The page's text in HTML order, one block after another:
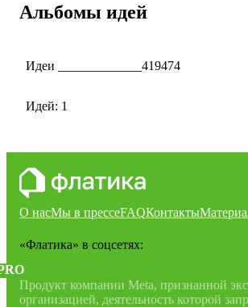
Альбомы идей
Идеи _____________419474
Идей: 1
О насМы в прессеFAQКонтакты
«Флатика» в соцсетях:
Продукт компании Meta, признанной
организацией, деятельность которой